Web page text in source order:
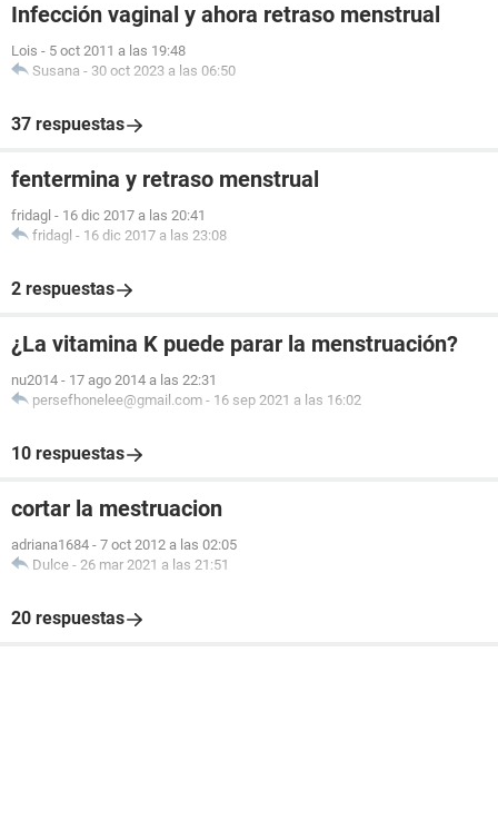
Infección vaginal y ahora retraso menstrual
Lois - 5 oct 2011 a las 19:48
Susana - 30 oct 2023 a las 06:50
37 respuestas
fentermina y retraso menstrual
fridagl - 16 dic 2017 a las 20:41
fridagl - 16 dic 2017 a las 23:08
2 respuestas
¿La vitamina K puede parar la menstruación?
nu2014 - 17 ago 2014 a las 22:31
persefhonelee@gmail.com - 16 sep 2021 a las 16:02
10 respuestas
cortar la mestruacion
adriana1684 - 7 oct 2012 a las 02:05
Dulce - 26 mar 2021 a las 21:51
20 respuestas